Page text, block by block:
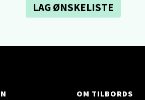
LAG ØNSKELISTE
OM TILBORDS